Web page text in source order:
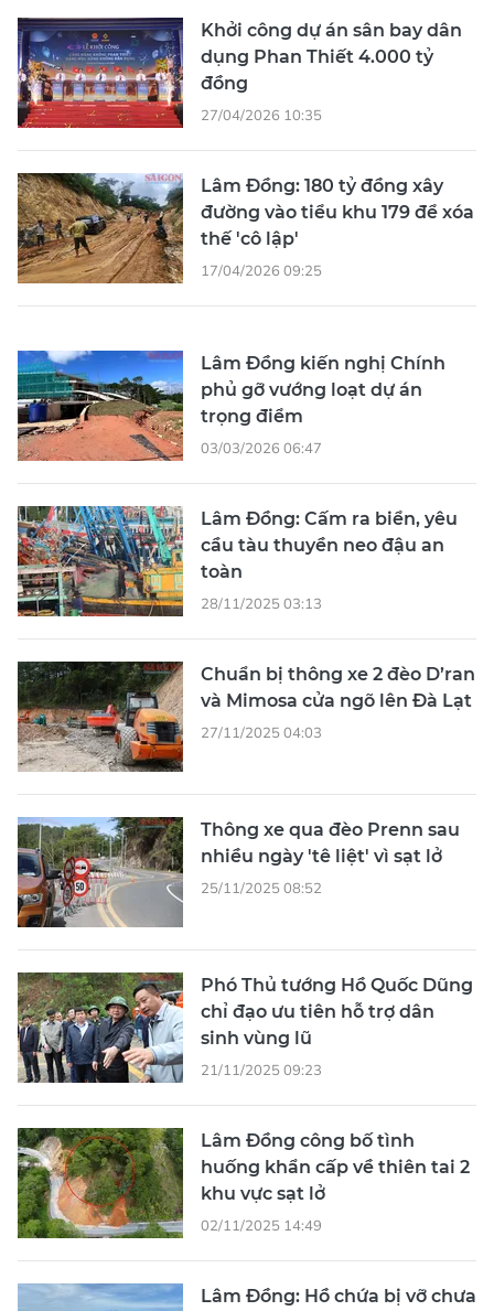
Khởi công dự án sân bay dân
dụng Phan Thiết 4.000 tỷ
đồng
27/04/2026 10:35
Lâm Đồng: 180 tỷ đồng xây
đường vào tiểu khu 179 để xóa
thế 'cô lập'
17/04/2026 09:25
Lâm Đồng kiến nghị Chính
phủ gỡ vướng loạt dự án
trọng điểm
03/03/2026 06:47
Lâm Đồng: Cấm ra biển, yêu
cầu tàu thuyền neo đậu an
toàn
28/11/2025 03:13
Chuẩn bị thông xe 2 đèo D’ran
và Mimosa cửa ngõ lên Đà Lạt
27/11/2025 04:03
Thông xe qua đèo Prenn sau
nhiều ngày 'tê liệt' vì sạt lở
25/11/2025 08:52
Phó Thủ tướng Hồ Quốc Dũng
chỉ đạo ưu tiên hỗ trợ dân
sinh vùng lũ
21/11/2025 09:23
Lâm Đồng công bố tình
huống khẩn cấp về thiên tai 2
khu vực sạt lở
02/11/2025 14:49
Lâm Đồng: Hồ chứa bị vỡ chưa